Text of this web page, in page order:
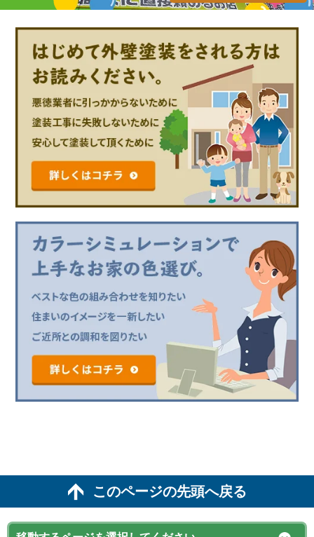
このページの先頭へ戻る